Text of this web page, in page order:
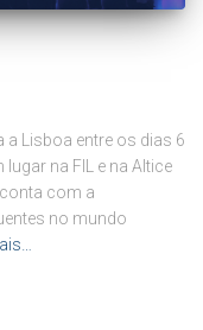
a Lisboa entre os dias 6
na FIL e na Altice
com a
no mundo